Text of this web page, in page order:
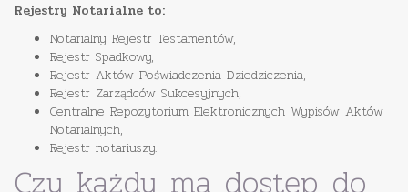
Rejestry Notarialne to:
Notarialny Rejestr Testamentów,
Rejestr Spadkowy,
Rejestr Aktów Poświadczenia Dziedziczenia,
Rejestr Zarządców Sukcesyjnych,
Centralne Repozytorium Elektronicznych Wypisów Aktów
Notarialnych,
Rejestr notariuszy.
Czy każdy ma dostęp do